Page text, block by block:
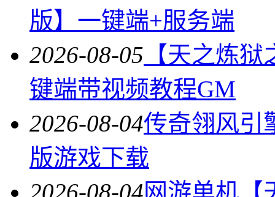
版】一键端+服务端
2026-08-05 【天之炼
键端带视频教程GM
2026-08-04传奇翎风引
版游戏下载